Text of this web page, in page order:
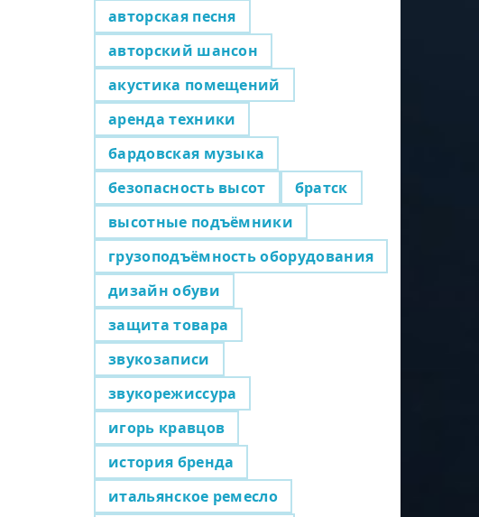
авторская песня
авторский шансон
акустика помещений
аренда техники
бардовская музыка
безопасность высот
братск
высотные подъёмники
грузоподъёмность оборудования
дизайн обуви
защита товара
звукозаписи
звукорежиссура
игорь кравцов
история бренда
итальянское ремесло